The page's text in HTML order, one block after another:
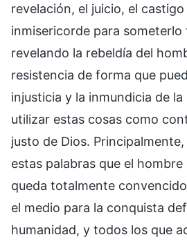
revelación, el juicio, el
inmisericorde para
revelando la rebeldía del
resistencia de forma que
injusticia y la inmundicia de la
utilizar estas cosas como
justo de Dios.
estas palabras que el
queda totalmente
el medio para la conquista
humanidad, y todos los que